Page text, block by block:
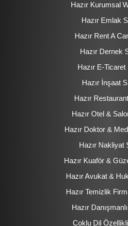
Hazır Kurumsal
Hazır Emlak
Hazır Rent A
Hazır Dernek
Hazır E-Ticaret
Hazır İnşaat
Hazır
Hazır Otel &
Hazır Doktor &
Hazır Nakliyat
Hazır Kuaför &
Hazır Avukat &
Hazır Temizlik
Hazır
Çoklu Dil